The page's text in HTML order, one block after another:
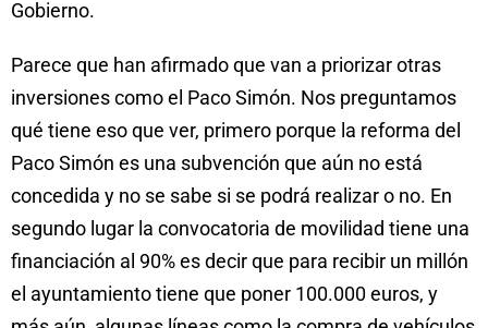
Gobierno.
Parece que han afirmado que van a priorizar otras
inversiones como el Paco Simón. Nos preguntamos
qué tiene eso que ver, primero porque la reforma del
Paco Simón es una subvención que aún no está
concedida y no se sabe si se podrá realizar o no. En
segundo lugar la convocatoria de movilidad tiene una
financiación al 90% es decir que para recibir un millón
el ayuntamiento tiene que poner 100.000 euros, y